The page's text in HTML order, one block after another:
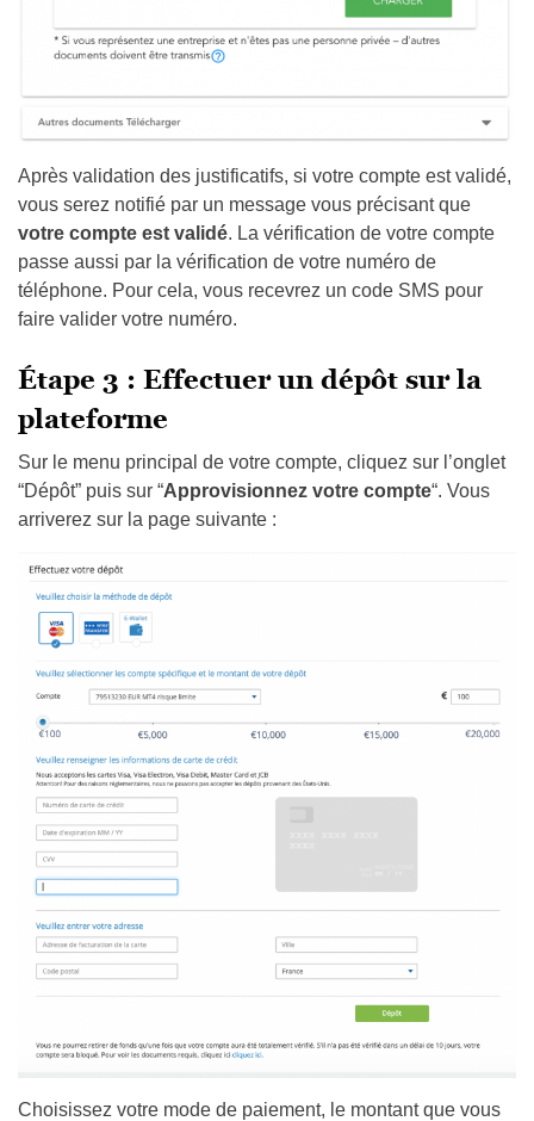
Après validation des justificatifs, si votre compte est validé,
vous serez notifié par un message vous précisant que
votre compte est validé. La vérification de votre compte
passe aussi par la vérification de votre numéro de
téléphone. Pour cela, vous recevrez un code SMS pour
faire valider votre numéro.
Étape 3 : Effectuer un dépôt sur la
plateforme
Sur le menu principal de votre compte, cliquez sur l’onglet
“Dépôt” puis sur “Approvisionnez votre compte“. Vous
arriverez sur la page suivante :
Choisissez votre mode de paiement, le montant que vous